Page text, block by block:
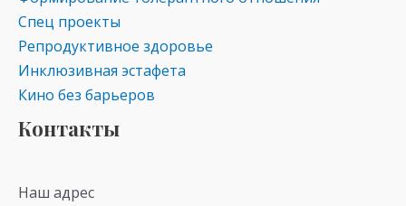
Спец проекты
Репродуктивное здоровье
Инклюзивная эстафета
Кино без барьеров
Контакты
Наш адрес